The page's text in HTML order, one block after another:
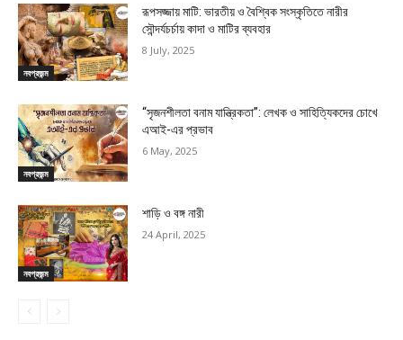
নবপ্রজন্ম
রূপসজ্জায় মাটি: ভারতীয় ও বৈশ্বিক সংস্কৃতিতে নারীর
সৌন্দর্যচর্চায় কাদা ও মাটির ব্যবহার
8 July, 2025
নবপ্রজন্ম
“সৃজনশীলতা বনাম যান্ত্রিকতা”: লেখক ও সাহিত্যিকদের চোখে
এআই-এর প্রভাব
6 May, 2025
নবপ্রজন্ম
শাড়ি ও বঙ্গ নারী
24 April, 2025